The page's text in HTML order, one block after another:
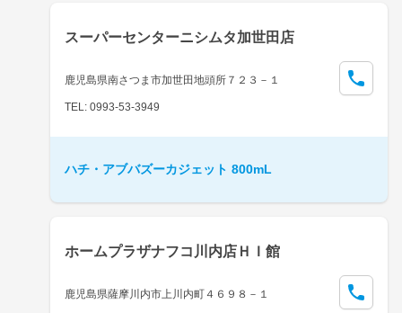
スーパーセンターニシムタ加世田店
鹿児島県南さつま市加世田地頭所７２３－１
TEL: 0993-53-3949
ハチ・アブバズーカジェット 800mL
ホームプラザナフコ川内店ＨＩ館
鹿児島県薩摩川内市上川内町４６９８－１